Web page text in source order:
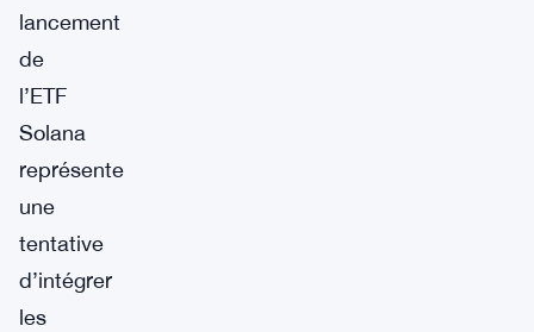
lancement
de
l’ETF
Solana
représente
une
tentative
d’intégrer
les